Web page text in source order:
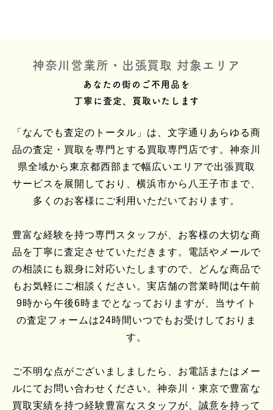
神奈川営業所・出張買取 対象エリア
あなたの街のご不用品を
丁寧に査定、買取いたします
「なんでも査定のトータル」は、文字通りあらゆる商
品の査定・買取を専門とする買取専門店です。神奈川
県全域から東京都西部まで幅広いエリアで出張買取
サービスを展開しており、横浜市から八王子市まで、
多くのお客様にご利用いただいております。
豊富な経験を持つ専門スタッフが、お客様の大切な商
品を丁寧に査定させていただきます。電話やメールで
の相談にも親身に対応いたしますので、どんな商品で
もお気軽にご相談ください。実店舗の営業時間は午前
9時から午後6時までとなっておりますが、当サイト
の査定フォームは24時間いつでもお受けしておりま
す。
ご不明な点がございましましたら、お電話またはメー
ルにてお問い合わせください。神奈川・東京で豊富な
買取実績を持つ経験豊富なスタッフが、誠意を持って